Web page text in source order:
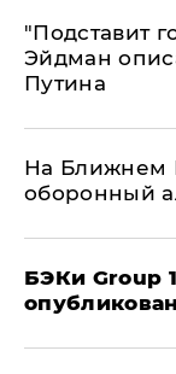
​"Подставит
Эйдман
Путина
На Ближнем
оборонный
​БЭКи Group